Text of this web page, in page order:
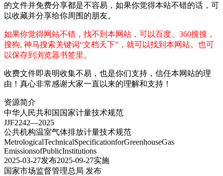
的文件并免费分享都是不容易，如果你觉得本站不错的话，可
以收藏并分享给你周围的朋友。
如果你觉得网站不错，找不到本网站，可以百度、360搜搜，
搜狗, 神马搜索关键词“文档天下”，就可以找到本网站。也可
以保存到浏览器书签里。
收费文件即表明收集不易，也是你们支持，信任本网站的理
由！真心非常感谢大家一直以来的理解和支持！
资源简介
中华人民共和国国家计量技术规范
JJF2242—2025
公共机构温室气体排放计量技术规范
MetrologicalTechnicalSpecificationforGreenhouseGas
EmissionsofPublicInstitutions
2025-03-27发布2025-09-27实施
国家市场监督管理总局 发布